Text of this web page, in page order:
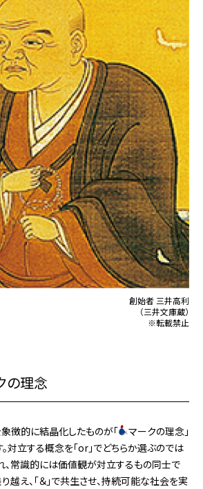
創始者 三井高利
（三井文庫蔵）
※転載禁止
の理念
象徴的に結晶化したものが「
マークの理念」
対立する概念を「or」でどちらか選ぶのでは
、常識的には価値観が対立するもの同士で
越え、「＆」で共生させ、持続可能な社会を実